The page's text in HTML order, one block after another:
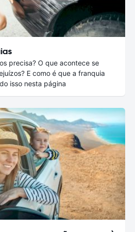
precisa? O que acontece se
E como é que a franquia
isso nesta página